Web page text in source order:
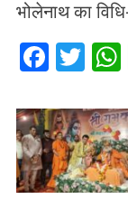
भोलेनाथ का